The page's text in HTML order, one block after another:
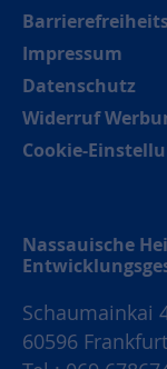
Impressum
Datenschutz
Widerruf
Cookie-
Nassauische
Schaumainkai
60596